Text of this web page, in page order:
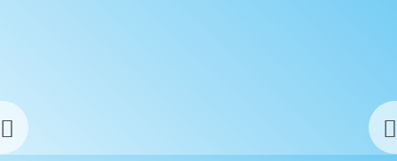
Previous